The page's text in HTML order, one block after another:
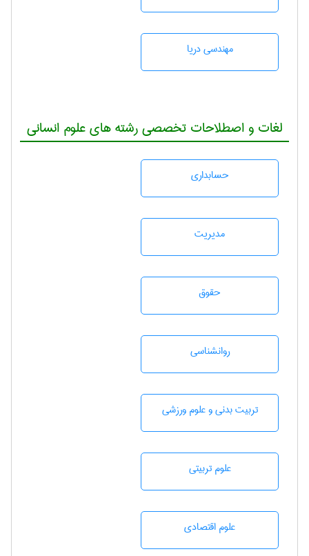
مهندسی دریا
لغات و اصطلاحات تخصصی رشته های علوم انسانی
حسابداری
مديريت
حقوق
روانشناسی
تربيت بدنی و علوم ورزشی
علوم تربيتی
علوم اقتصادی